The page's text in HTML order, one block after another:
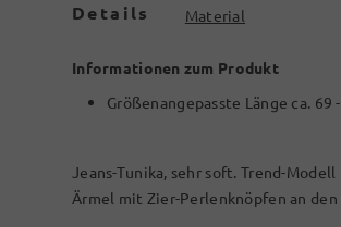
Details Material
Informationen zum Produkt
Größenangepasste Länge ca. 69
Jeans-Tunika, sehr soft. Trend-
Ärmel mit Zier-Perlenknöpfen an